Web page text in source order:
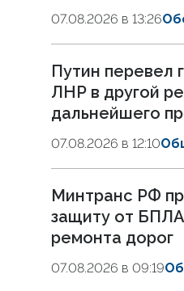
07.08.2026 в 13:26
Путин перевел
ЛНР в другой
дальнейшего
07.08.2026 в 12:10
Минтранс РФ
защиту от
ремонта дорог
07.08.2026 в 09:19